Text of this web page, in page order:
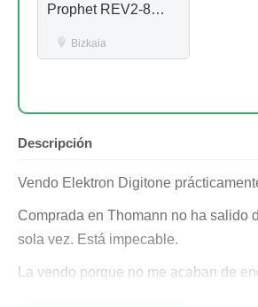
Prophet REV2-8
Module, Pro 3, Erica
HEXDRUM, Arturia
Bizkaia
Descripción
Vendo Elektron Digitone
Comprada en Thomann no ha salido
sola vez. Está impecable.
La vendo porque no me acaban de